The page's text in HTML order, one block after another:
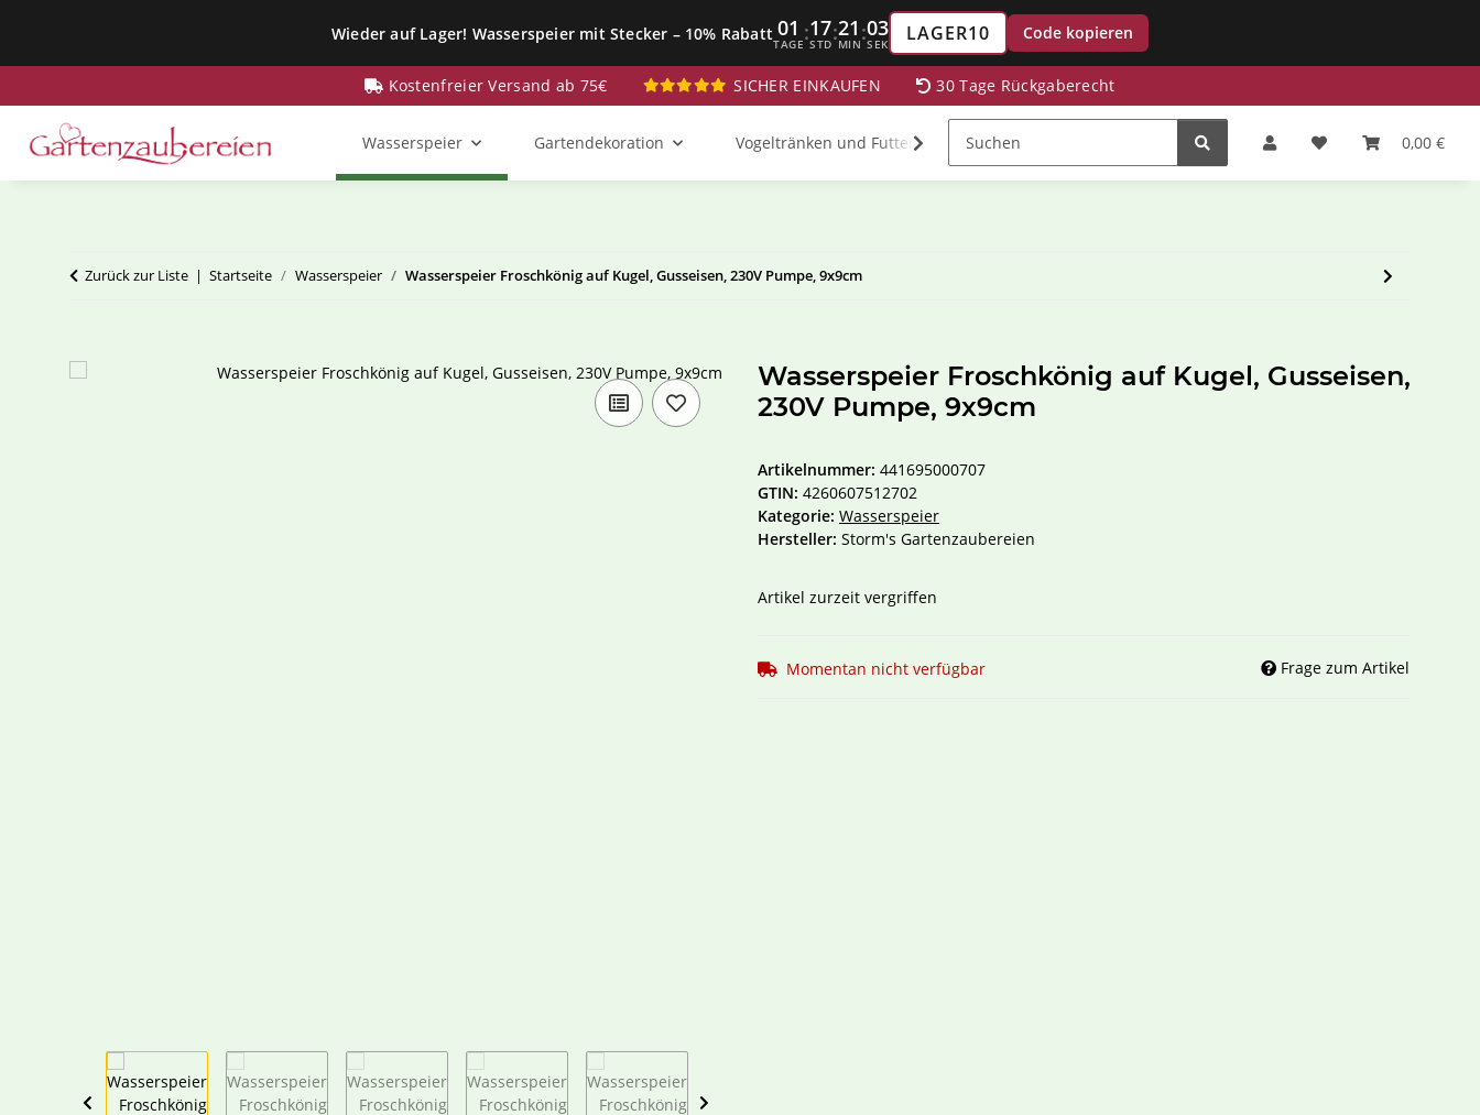
Wieder auf Lager! Wasserspeier mit Stecker – 10% Rabatt 01
TAGE:17
STD:21
MIN:02
SEK LAGER10 Code kopieren
Kostenfreier Versand ab 75€ SICHER EINKAUFEN 30 Tage Rückgaberecht
0,00 €
Wasserspeier Gartendekoration Vogeltränken und Futterstationen Miniteiche Saisonale Deko
Zurück zur Liste Startseite Wasserspeier Wasserspeier Froschkönig auf Kugel, Gusseisen, 230V Pumpe, 9x9cm
Wasserspeier Froschkönig auf Kugel, Gusseisen,
230V Pumpe, 9x9cm
Artikelnummer: 441695000707
GTIN: 4260607512702
Kategorie: Wasserspeier
Hersteller: Storm's Gartenzaubereien
Artikel zurzeit vergriffen
Momentan nicht verfügbar Frage zum Artikel